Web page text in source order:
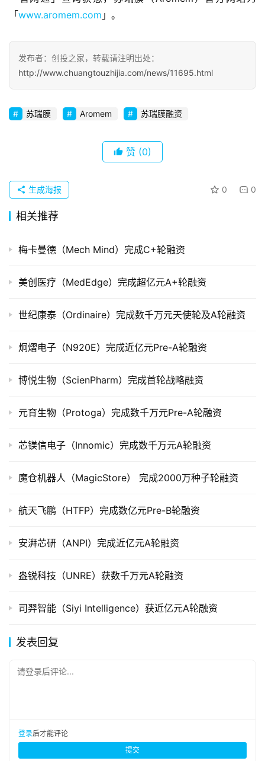
创
企
业
牌
购
组
公
上
投
数
业
院
注册
投稿
「www.aromem.com 」。
发布者：创投之家，转载请注明出处：
http://www.chuangtouzhijia.com/news/11695.html
苏瑞膜 Aromem 苏瑞膜融资
赞 (0)
0 0
生成海报
相关推荐
梅卡曼德（Mech Mind）完成C+轮融资
美创医疗（MedEdge）完成超亿元A+轮融资
世纪康泰（Ordinaire）完成数千万元天使轮及A轮融资
炯熠电子（N920E）完成近亿元Pre-A轮融资
博悦生物（ScienPharm）完成首轮战略融资
元育生物（Protoga）完成数千万元Pre-A轮融资
芯镁信电子（Innomic）完成数千万元A轮融资
魔仓机器人（MagicStore） 完成2000万种子轮融资
航天飞鹏（HTFP）完成数亿元Pre-B轮融资
安湃芯研（ANPI）完成近亿元A轮融资
盎锐科技（UNRE）获数千万元A轮融资
司羿智能（Siyi Intelligence）获近亿元A轮融资
发表回复
请登录后评论...
登录后才能评论
提交